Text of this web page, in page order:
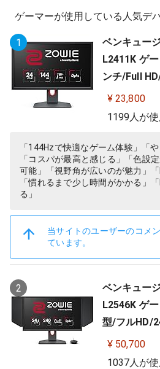
ゲーマーが使用している人気デ
1
ベンキュー
L2411K ゲ
ンチ/Full
小さめ台座/
高さ調整)
¥ 23,800
1199人が
「144Hzで快適なゲーム体験」「
「コスパが最高と感じる」「色設
可能」「視野角が広いのが魅力」「
「慣れるまで少し時間がかかる」
る」
当サイトのユーザーのコメ
ています。
2
ベンキュー
L2546K ゲ
型/フルHD/
さめ台座/新
ニュー/新型
¥ 50,700
1037人が